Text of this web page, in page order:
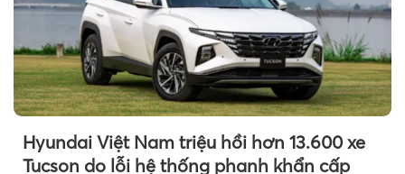
Hyundai Việt Nam triệu hồi hơn 13.600 xe
Tucson do lỗi hệ thống phanh khẩn cấp